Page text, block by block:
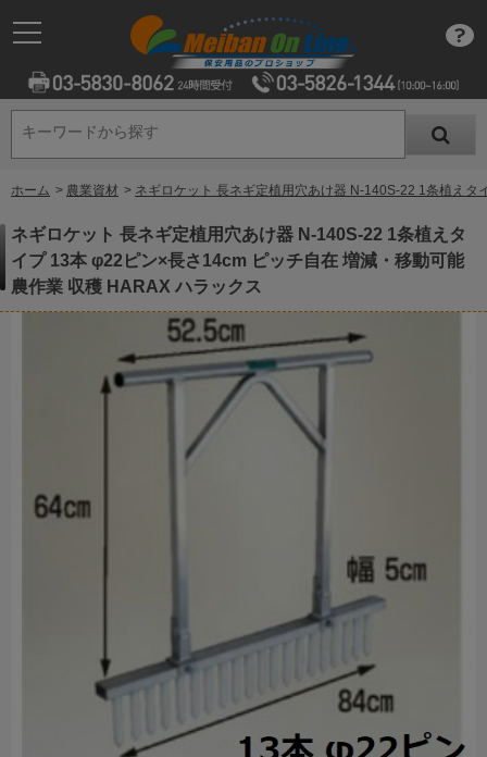
キーワードから探す
キーワードから探す
ホーム > 農業資材 > ネギロケット 長ネギ定植用穴あけ器 N-140S-22 1条植え
ネギロケット 長ネギ定植用穴あけ器 N-140S-22 1条植えタ
イプ 13本 φ22ピン×長さ14cm ピッチ自在 増減・移動可能
農作業 収穫 HARAX ハラックス